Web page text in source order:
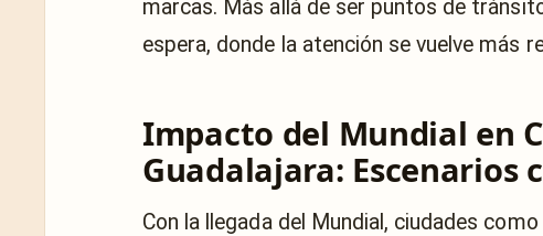
marcas. Más allá de ser puntos de
espera, donde la atención se vuelve más
Impacto del Mundial en
Guadalajara: Escenarios
Con la llegada del Mundial, ciudades